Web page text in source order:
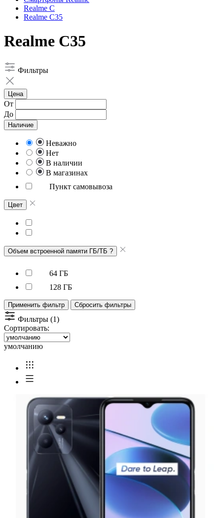
Realme C
Realme C35
Realme C35
Фильтры
Цена
От
До
Наличие
Неважно
Нет
В наличии
В магазинах
Пункт самовывоза
Цвет
Объем встроенной памяти ГБ/ТБ ?
64 ГБ
128 ГБ
Применить фильтр Сбросить фильтры
Фильтры (1)
Сортировать:
умолчанию